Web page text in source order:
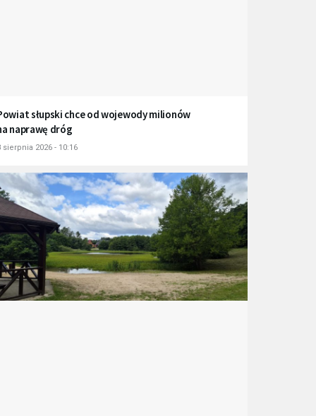
słupski chce od wojewody milionów
naprawę dróg
sierpnia 2026 - 10:16